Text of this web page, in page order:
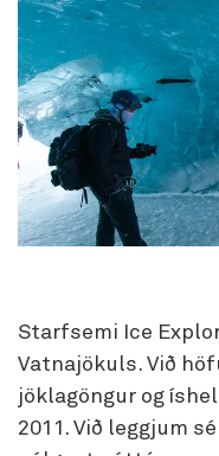
Starfsemi Ice
Vatnajökuls. Við
jöklagöngur og
2011. Við leggjum